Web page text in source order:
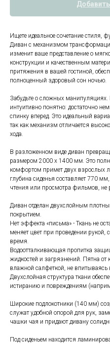
Ищете идеальное сочетание стиля,
Диван с механизмом
изменит ваше представление о
конструкции и качественным
притяжения в вашей гостиной,
полноценный здоровый сон ночью.
Забудьте о сложных манипуляциях.
интуитивно понятно: достаточно
спинку вперед. Это идеальный
так как механизм отличается
хода.
В разложенном виде диван
размером 2000 х 1400 мм. Это
комфортом примет двух взрослых
глубина сиденья составляет 770
чтения или просмотра фильмов, не
Диван отделан двухслойным
покрытием.
Нет эффекта «письма» - Ткань не
меняет цвет при проведении
время.
Водоотталкивающая пропитка
жидкостей и загрязнений. Пятна от
влажной салфеткой, не впитываясь
Двухслойная структура ткани
истиранию и повреждениям
Широкие подлокотники (140 мм)
служат удобной опорой для рук,
чашки чая и придают дивану
Под сиденьем находится